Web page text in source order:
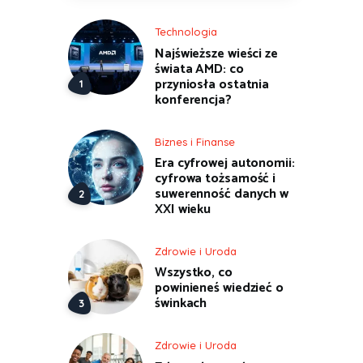
Technologia
Najświeższe wieści ze
świata AMD: co
przyniosła ostatnia
konferencja?
Biznes i Finanse
Era cyfrowej autonomii:
cyfrowa tożsamość i
suwerenność danych w
XXI wieku
Zdrowie i Uroda
Wszystko, co
powinieneś wiedzieć o
świnkach
Zdrowie i Uroda